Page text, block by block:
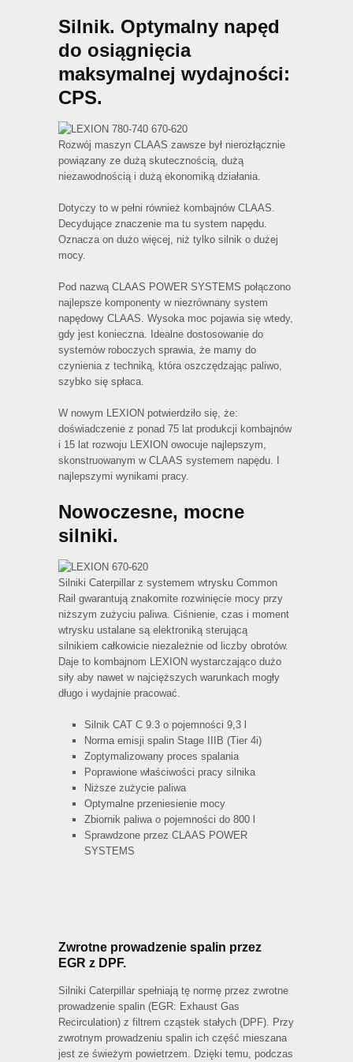
Silnik. Optymalny napęd
do osiągnięcia
maksymalnej wydajności:
CPS.
Rozwój maszyn CLAAS zawsze był nierozłącznie
powiązany ze dużą skutecznością, dużą
niezawodnością i dużą ekonomiką działania.
Dotyczy to w pełni również kombajnów CLAAS.
Decydujące znaczenie ma tu system napędu.
Oznacza on dużo więcej, niż tylko silnik o dużej
mocy.
Pod nazwą CLAAS POWER SYSTEMS połączono
najlepsze komponenty w niezrównany system
napędowy CLAAS. Wysoka moc pojawia się wtedy,
gdy jest konieczna. Idealne dostosowanie do
systemów roboczych sprawia, że mamy do
czynienia z techniką, która oszczędzając paliwo,
szybko się spłaca.
W nowym LEXION potwierdziło się, że:
doświadczenie z ponad 75 lat produkcji kombajnów
i 15 lat rozwoju LEXION owocuje najlepszym,
skonstruowanym w CLAAS systemem napędu. I
najlepszymi wynikami pracy.
Nowoczesne, mocne
silniki.
Silniki Caterpillar z systemem wtrysku Common
Rail gwarantują znakomite rozwinięcie mocy przy
niższym zużyciu paliwa. Ciśnienie, czas i moment
wtrysku ustalane są elektroniką sterującą
silnikiem całkowicie niezależnie od liczby obrotów.
Daje to kombajnom LEXION wystarczająco dużo
siły aby nawet w najcięższych warunkach mogły
długo i wydajnie pracować.
Silnik CAT C 9.3 o pojemności 9,3 l
Norma emisji spalin Stage IIIB (Tier 4i)
Zoptymalizowany proces spalania
Poprawione właściwości pracy silnika
Niższe zużycie paliwa
Optymalne przeniesienie mocy
Zbiornik paliwa o pojemności do 800 l
Sprawdzone przez CLAAS POWER
SYSTEMS
Zwrotne prowadzenie spalin przez
EGR z DPF.
Silniki Caterpillar spełniają tę normę przez zwrotne
prowadzenie spalin (EGR: Exhaust Gas
Recirculation) z filtrem cząstek stałych (DPF). Przy
zwrotnym prowadzeniu spalin ich część mieszana
jest ze świeżym powietrzem. Dzięki temu, podczas